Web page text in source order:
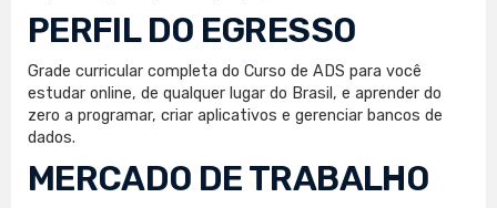
PERFIL DO EGRESSO
Grade curricular completa do Curso de ADS para você
estudar online, de qualquer lugar do Brasil, e aprender do
zero a programar, criar aplicativos e gerenciar bancos de
dados.
MERCADO DE TRABALHO